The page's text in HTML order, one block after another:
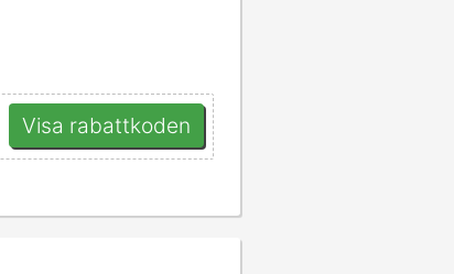
Visa rabattkoden